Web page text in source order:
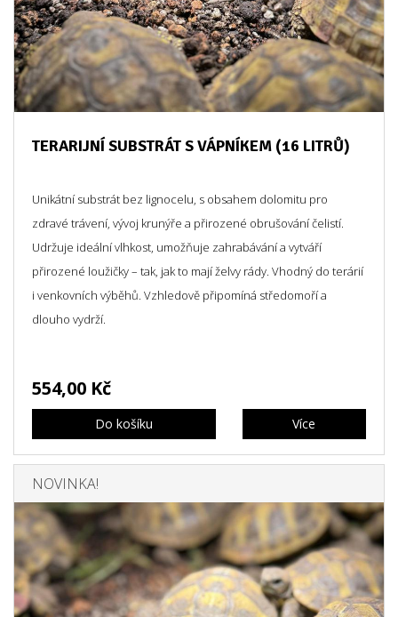
TERARIJNÍ SUBSTRÁT S VÁPNÍKEM (16 LITRŮ)
Unikátní substrát bez lignocelu, s obsahem dolomitu pro
zdravé trávení, vývoj krunýře a přirozené obrušování čelistí.
Udržuje ideální vlhkost, umožňuje zahrabávání a vytváří
přirozené loužičky – tak, jak to mají želvy rády. Vhodný do terárií
i venkovních výběhů. Vzhledově připomíná středomoří a
dlouho vydrží.
554,00 Kč
Do košíku Více
NOVINKA!